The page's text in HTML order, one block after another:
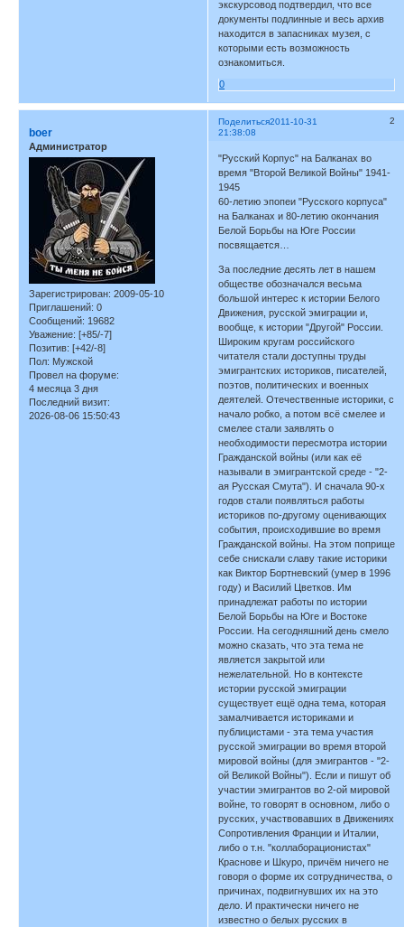
экскурсовод подтвердил, что все
документы подлинные и весь архив
находится в запасниках музея, с
которыми есть возможность
ознакомиться.
0
Поделиться 2
2011-10-31
21:38:08
boer
Администратор
Зарегистрирован: 2009-05-10
Приглашений: 0
Сообщений: 19682
Уважение: [+85/-7]
Позитив: [+42/-8]
Пол: Мужской
Провел на форуме:
4 месяца 3 дня
Последний визит:
2026-08-06 15:50:43
"Русский Корпус" на Балканах во
время "Второй Великой Войны" 1941-
1945
60-летию эпопеи "Русского корпуса"
на Балканах и 80-летию окончания
Белой Борьбы на Юге России
посвящается…
За последние десять лет в нашем
обществе обозначался весьма
большой интерес к истории Белого
Движения, русской эмиграции и,
вообще, к истории "Другой" России.
Широким кругам российского
читателя стали доступны труды
эмигрантских историков, писателей,
поэтов, политических и военных
деятелей. Отечественные историки, с
начало робко, а потом всё смелее и
смелее стали заявлять о
необходимости пересмотра истории
Гражданской войны (или как её
называли в эмигрантской среде - "2-
ая Русская Смута"). И сначала 90-х
годов стали появляться работы
историков по-другому оценивающих
события, происходившие во время
Гражданской войны. На этом поприще
себе снискали славу такие историки
как Виктор Бортневский (умер в 1996
году) и Василий Цветков. Им
принадлежат работы по истории
Белой Борьбы на Юге и Востоке
России. На сегодняшний день смело
можно сказать, что эта тема не
является закрытой или
нежелательной. Но в контексте
истории русской эмиграции
существует ещё одна тема, которая
замалчивается историками и
публицистами - эта тема участия
русской эмиграции во время второй
мировой войны (для эмигрантов - "2-
ой Великой Войны"). Если и пишут об
участии эмигрантов во 2-ой мировой
войне, то говорят в основном, либо о
русских, участвовавших в Движениях
Сопротивления Франции и Италии,
либо о т.н. "коллаборационистах"
Краснове и Шкуро, причём ничего не
говоря о форме их сотрудничества, о
причинах, подвигнувших их на это
дело. И практически ничего не
известно о белых русских в